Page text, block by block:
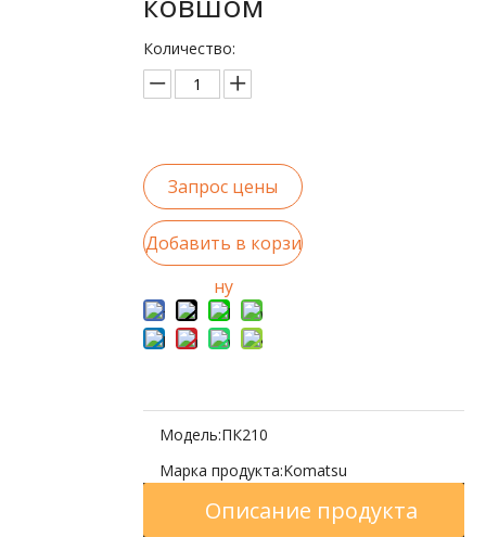
Количество:
Запрос цены
Добавить в корзи
ну
Модель:ПК210
Марка продукта:Komatsu
Описание продукта